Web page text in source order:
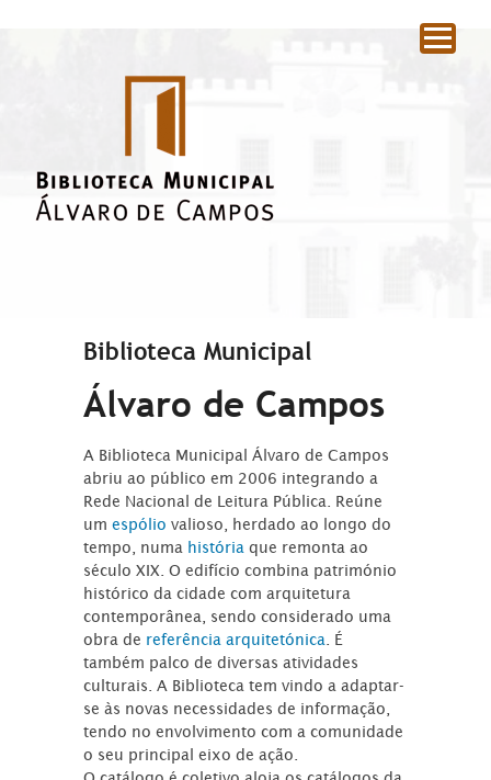
Biblioteca Municipal
Álvaro de Campos
A Biblioteca Municipal Álvaro de Campos
abriu ao público em 2006 integrando a
Rede Nacional de Leitura Pública. Reúne
umespóliovalioso, herdado ao longo do
tempo, numa história que remonta ao
século XIX. O edifício combina património
histórico da cidade com arquitetura
contemporânea, sendo considerado uma
obra de referência arquitetónica . É
também palco de diversas atividades
culturais. A Biblioteca tem vindo a adaptar-
se às novas necessidades de informação,
tendo no envolvimento com a comunidade
o seu principal eixo de ação.